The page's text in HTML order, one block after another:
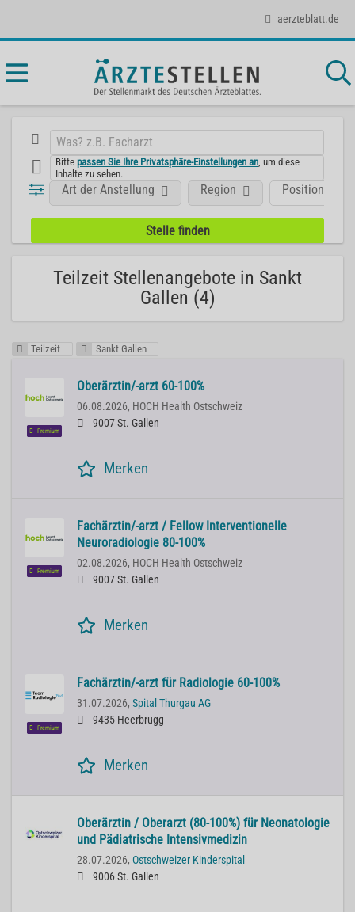
aerzteblatt.de
Bittepassen Sie Ihre Privatsphäre-Einstellungen an , um diese
Inhalte zu sehen.
Position
Art der Anstellung Region
Teilzeit Stellenangebote in Sankt
Gallen (4)
Teilzeit Sankt Gallen
Premium
Oberärztin/-arzt 60-100%
06.08.2026, HOCH Health Ostschweiz
9007 St. Gallen
Merken
Premium
Fachärztin/-arzt / Fellow Interventionelle
Neuroradiologie 80-100%
02.08.2026, HOCH Health Ostschweiz
9007 St. Gallen
Merken
Premium
Fachärztin/-arzt für Radiologie 60-100%
31.07.2026, Spital Thurgau AG
9435 Heerbrugg
Merken
Oberärztin / Oberarzt (80-100%) für Neonatologie
und Pädiatrische Intensivmedizin
28.07.2026, Ostschweizer Kinderspital
9006 St. Gallen